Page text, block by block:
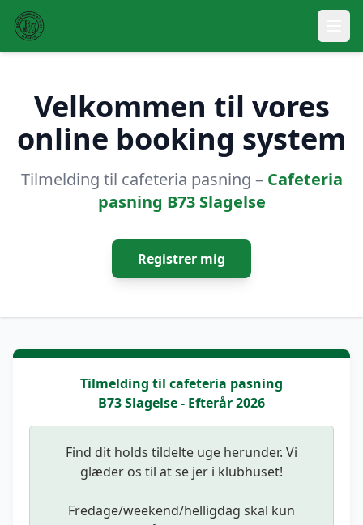
Velkommen til vores
online booking system
Tilmelding til cafeteria pasning – Cafeteria
pasning B73 Slagelse
Registrer mig
Tilmelding til cafeteria pasning
B73 Slagelse - Efterår 2026
Find dit holds tildelte uge herunder. Vi
glæder os til at se jer i klubhuset!
Fredage/weekend/helligdag skal kun